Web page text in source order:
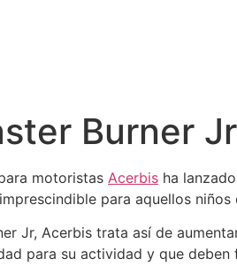
Burner Jr
motoristas Acerbis ha
para aquellos
Jr, Acerbis trata así de
para su actividad y que